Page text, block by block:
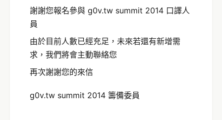
謝謝您報名參與 g0v.tw summit 2014 口譯人
員
由於目前人數已經充足，未來若還有新增需
求，我們將會主動聯絡您
再次謝謝您的來信
g0v.tw summit 2014 籌備委員